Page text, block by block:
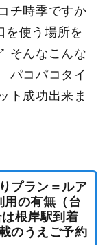
チ時季ですか
を使う場所を
そんなこんな
パコパコタイ
ト成功出来ま
プラン＝ルア
用の有無（台
根岸駅到着
のうえご予約